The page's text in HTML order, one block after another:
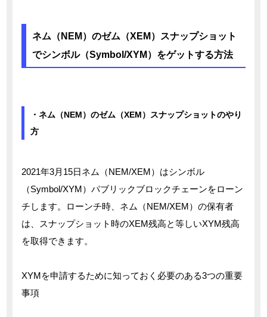
ネム（NEM）のゼム（XEM）スナップショット
でシンボル（Symbol/XYM）をゲットする方法
・ネム（NEM）のゼム（XEM）スナップショットのやり
方
2021年3月15日ネム（NEM/XEM）はシンボル
（Symbol/XYM）パブリックブロックチェーンをローン
チします。ローンチ時、ネム（NEM/XEM）の保有者
は、スナップショット時のXEM残高と等しいXYM残高
を取得できます。
XYMを申請するために知っておく必要のある3つの重要
事項